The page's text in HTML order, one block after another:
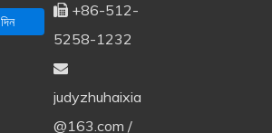
+86-512-
5258-1232

judyzhuhaixia
@163.com /